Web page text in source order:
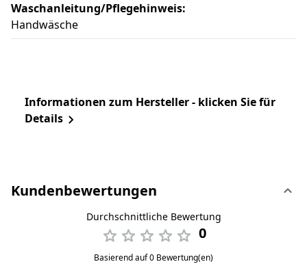
Waschanleitung/Pflegehinweis:
Handwäsche
Informationen zum Hersteller - klicken Sie für
Details
Kundenbewertungen
Durchschnittliche Bewertung
0
Basierend auf 0 Bewertung(en)